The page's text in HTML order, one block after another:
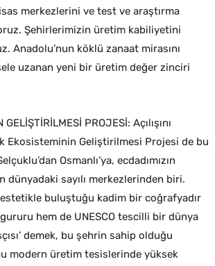
merkezlerini ve test ve araştırma
Şehirlerimizin üretim kabiliyetini
Anadolu’nun köklü zanaat mirasını
uzanan yeni bir üretim değer zinciri
PROJESİ: Açılışını
Ekosisteminin Geliştirilmesi Projesi de bu
Osmanlı’ya, ecdadımızın
sayılı merkezlerinden biri.
buluştuğu kadim bir coğrafyadır
hem de UNESCO tescilli bir dünya
demek, bu şehrin sahip olduğu
modern üretim tesislerinde yüksek